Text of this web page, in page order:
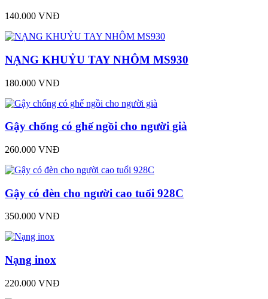
140.000 VNĐ
NẠNG KHUỶU TAY NHÔM MS930
180.000 VNĐ
Gậy chống có ghế ngồi cho người già
260.000 VNĐ
Gậy có đèn cho người cao tuổi 928C
350.000 VNĐ
Nạng inox
220.000 VNĐ